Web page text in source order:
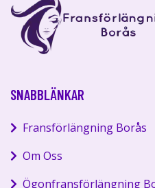
SNABBLÄNKAR
Fransförlängning Borås
Om Oss
Ögonfransförlängning